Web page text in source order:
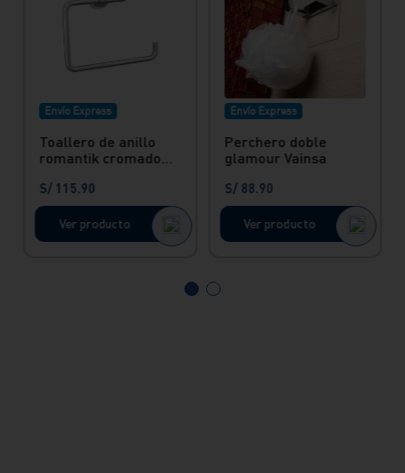
Envío Express
Toallero de anillo
romantik cromado
S/ 115.90
Ver producto
Envío Express
Perchero doble
glamour Vainsa
S/ 88.90
Ver producto